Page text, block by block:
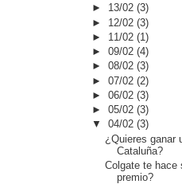
► 13/02(3)
► 12/02(3)
► 11/02(1)
►09/02(4)
►08/02(3)
►07/02(2)
►06/02(3)
►05/02(3)
▼04/02(3)
¿Quieres ganar
Cataluña?
Colgate te hace
premio?